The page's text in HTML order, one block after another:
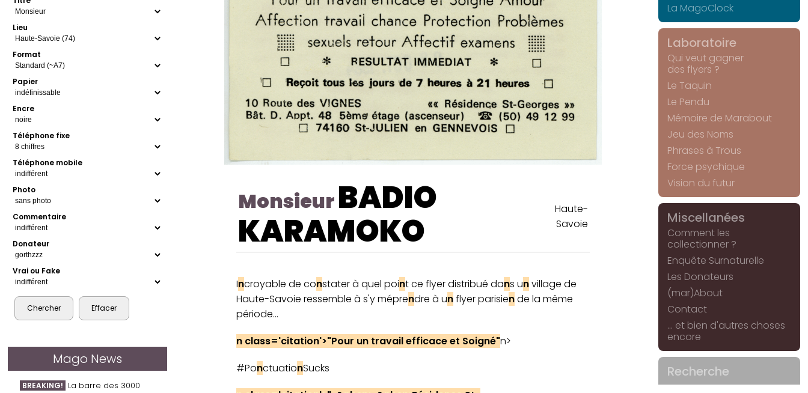
Lieu
Format
Papier
Encre
Téléphone fixe
Téléphone mobile
Photo
Commentaire
Donateur
Vrai ou Fake
Mago News
BREAKING! La barre des 3000
MonsieurBADIO
KARAMOKO
Haute-
Savoie
Incroyable de constater à quel point ce flyer distribué dans unvillage de
Haute-Savoie ressemble à s'y méprendre à unflyer parisiende la même
période...
n class='citation'>"Pour untravail efficace et Soigné"n>
#PonctuationSucks
La MagoClock
Laboratoire
Qui veut gagner
des flyers ?
Le Taquin
Le Pendu
Mémoire de Marabout
Jeu des Noms
Phrases à Trous
Force psychique
Vision du futur
Miscellanées
Comment les
collectionner ?
Enquête Surnaturelle
Les Donateurs
(mar)About
Contact
... et bien d'autres choses
encore
Recherche